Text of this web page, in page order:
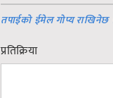
तपाईको ईमेल गोप्य
प्रतिक्रिया